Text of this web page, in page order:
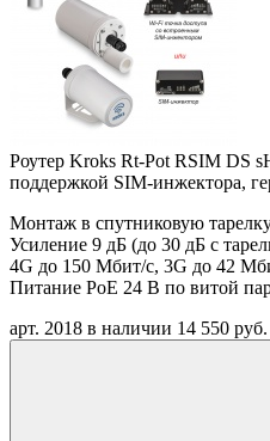
Роутер Kroks Rt-Pot RSIM DS
поддержкой SIM-инжектора,
Монтаж в спутниковую
Усиление 9 дБ (до 30 дБ с
4G до 150 Мбит/с, 3G до 42
Питание PoE 24 В по витой
арт. 2018 в наличии 14 550 руб.